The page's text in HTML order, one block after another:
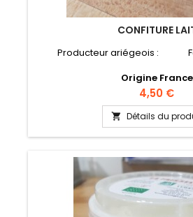
CONFITURE
Producteur ariégeois :
Origine France
Prix
4,50 €
 Détails du